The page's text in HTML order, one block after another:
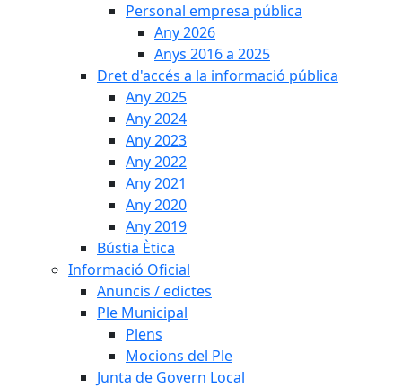
Personal empresa pública
Any 2026
Anys 2016 a 2025
Dret d'accés a la informació pública
Any 2025
Any 2024
Any 2023
Any 2022
Any 2021
Any 2020
Any 2019
Bústia Ètica
Informació Oficial
Anuncis / edictes
Ple Municipal
Plens
Mocions del Ple
Junta de Govern Local